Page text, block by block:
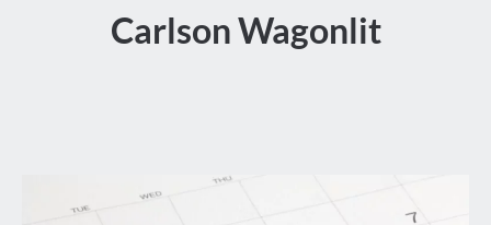
Carlson Wagonlit